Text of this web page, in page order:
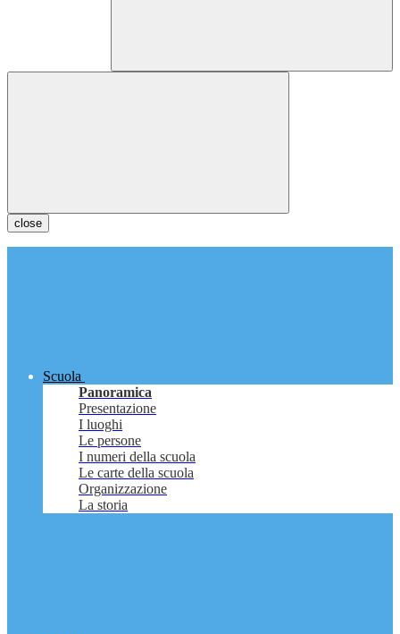
close
Scuola
Panoramica
Presentazione
I luoghi
Le persone
I numeri della scuola
Le carte della scuola
Organizzazione
La storia